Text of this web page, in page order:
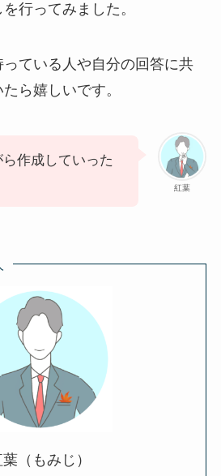
行ってみました。
っている人や自分の回答に共
ら嬉しいです。
紅葉
作成していった
（もみじ）